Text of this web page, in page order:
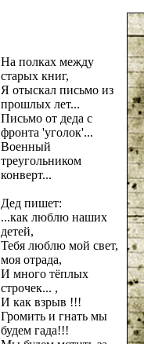
На полках между
старых книг,
Я отыскал письмо из
прошлых лет...
Письмо от деда с
фронта 'уголок'...
Военный
треугольником
конверт...
Дед пишет:
...как люблю наших
детей,
Тебя люблю мой свет,
моя отрада,
И много тёплых
строчек... ,
И как взрыв !!!
Громить и гнать мы
будем гада!!!